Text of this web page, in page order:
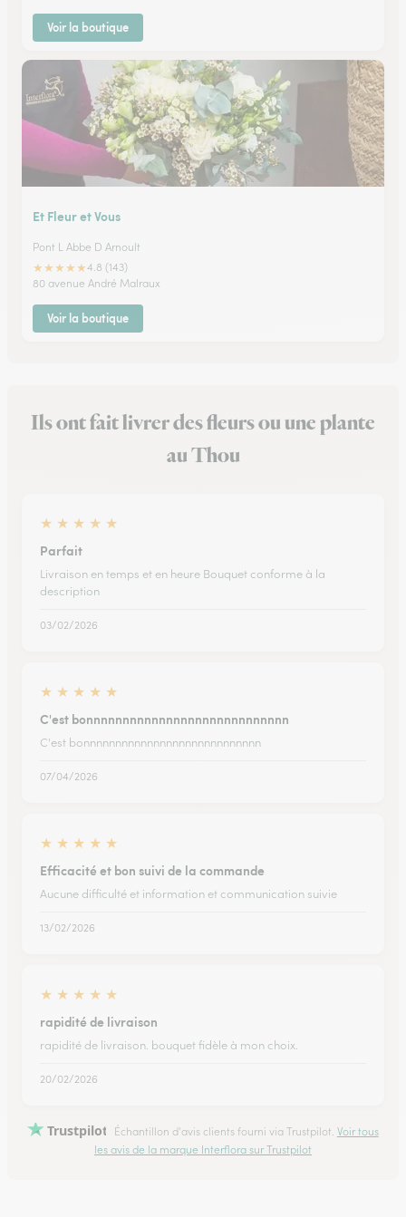
Voir la boutique
Et Fleur et Vous
Pont L Abbe D Arnoult
★★★★★4.8 (143)
80 avenue André Malraux
Voir la boutique
Ils ont fait livrer des fleurs ou une plante
au Thou
★ ★ ★ ★ ★
Parfait
Livraison en temps et en heure Bouquet conforme à la
description
03/02/2026
★ ★ ★ ★ ★
C'est bonnnnnnnnnnnnnnnnnnnnnnnnnnnn
C'est bonnnnnnnnnnnnnnnnnnnnnnnnnnnn
07/04/2026
★ ★ ★ ★ ★
Efficacité et bon suivi de la commande
Aucune difficulté et information et communication suivie
13/02/2026
★ ★ ★ ★ ★
rapidité de livraison
rapidité de livraison. bouquet fidèle à mon choix.
20/02/2026
Trustpilot Échantillon d'avis clients fourni via Trustpilot. Voir tous
les avis de la marque Interflora sur Trustpilot